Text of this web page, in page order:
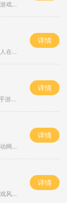
传奇手游网站发布网页是一个专门提供传奇游戏的平台，该平台上有着丰富的传奇游戏资源和资讯。传奇是一款经典的2D游戏，属于角色扮演类游戏，其最大的特点是万人在线，并且玩家之间有着丰富的互动。传奇游戏是一款极具挑战性和乐趣的游戏，玩家扮演一个角色，通过击败各类怪物、完成任务和挑战来提升角色实力。游戏中有着多种技能供玩家选择和使用，这些技能可以大大提升角色的战斗力，是游戏中的一大亮点。在传奇游戏中，VIP系统是非常重要的一个系统。VIP玩家可以享受游戏中的各种特权和福利，例如特殊的装...
《互通传奇手游官网》是一款备受期待的多人在线角色扮演游戏（MMORPG），由知名游戏开发公司倾力打造。这款游戏结合了经典的传奇游戏元素和现代的游戏技术，为玩家提供了一个精彩纷呈的游戏世界。通过探索、战斗和合作，玩家可以体验到独特的游戏体验。作为传奇手游的官方网站，互通传奇手游官网为玩家提供了详细的游戏介绍和下载方式。官网上展示的画面精美，界面简洁易用。在主页上，玩家可以通过注册账号或使用第三方登录方式进入游戏。官网还有论坛和社交媒体链接，玩家可以与其他玩家交流心得和建议。在游...
详情
传奇sf手游网站发布网是一家专注于传奇类手游的网站，为广大游戏爱好者提供了丰富多样的游戏资源和相关资讯。无论您是初次接触传奇系列游戏，还是资深的传奇玩家，传奇sf手游网站发布网都能满足您的需求。下面，我们将为大家介绍传奇sf手游网站发布网的具体玩法，希望对您有所帮助。传奇sf手游网站发布网为玩家提供了全新的游戏体验，不仅保留了传奇游戏的经典玩法，还加入了许多创新的元素。在传奇sf手游网站发布网上，您可以选择不同的职业，例如战士、法师、道士等，每个职业都有其独特的技能和特点。您...
详情
最新手游传奇游戏随着手机设备的普及和移动网络的发展，手游行业迅速崛起，各类精品手游层出不穷。而在这众多手游中，一款名为《传奇游戏》的手游引起了广大玩家们的热烈关注和喜爱。下面，我们就一起来了解一下这款风靡全球的最新手游传奇游戏。《传奇游戏》作为一款开放世界的角色扮演类手游，玩家可以扮演不同的角色，体验到独特的冒险和成长。游戏中有三大职业选择，分别是战士、法师和道士。每个职业都有各自独特的技能和特点，玩家可以根据自己的喜好和游戏风格选择合适的职业进行游戏。在《传奇游戏》...
详情
《复古三职业传奇手游》是一款极具传奇游戏风格的手游。在这个游戏中，玩家可以选择三种职业之一进行冒险，包括战士、法师和道士，每个职业都有独特的技能和优势。本文将为大家详细介绍《复古三职业传奇手游》的游戏玩法。让我们来了解一下游戏的设置。《复古三职业传奇手游》采用了经典的传奇游戏设定，拥有无尽的怪物、丰富的道具和精彩的战斗。玩家可以通过升级角色、装备强化和学习技能来提升自身实力玩家可以与其他玩家组队进行副本挑战，也可以在竞技场中一较高下，向全服玩家展示自己的实力。我们来了解一...
详情